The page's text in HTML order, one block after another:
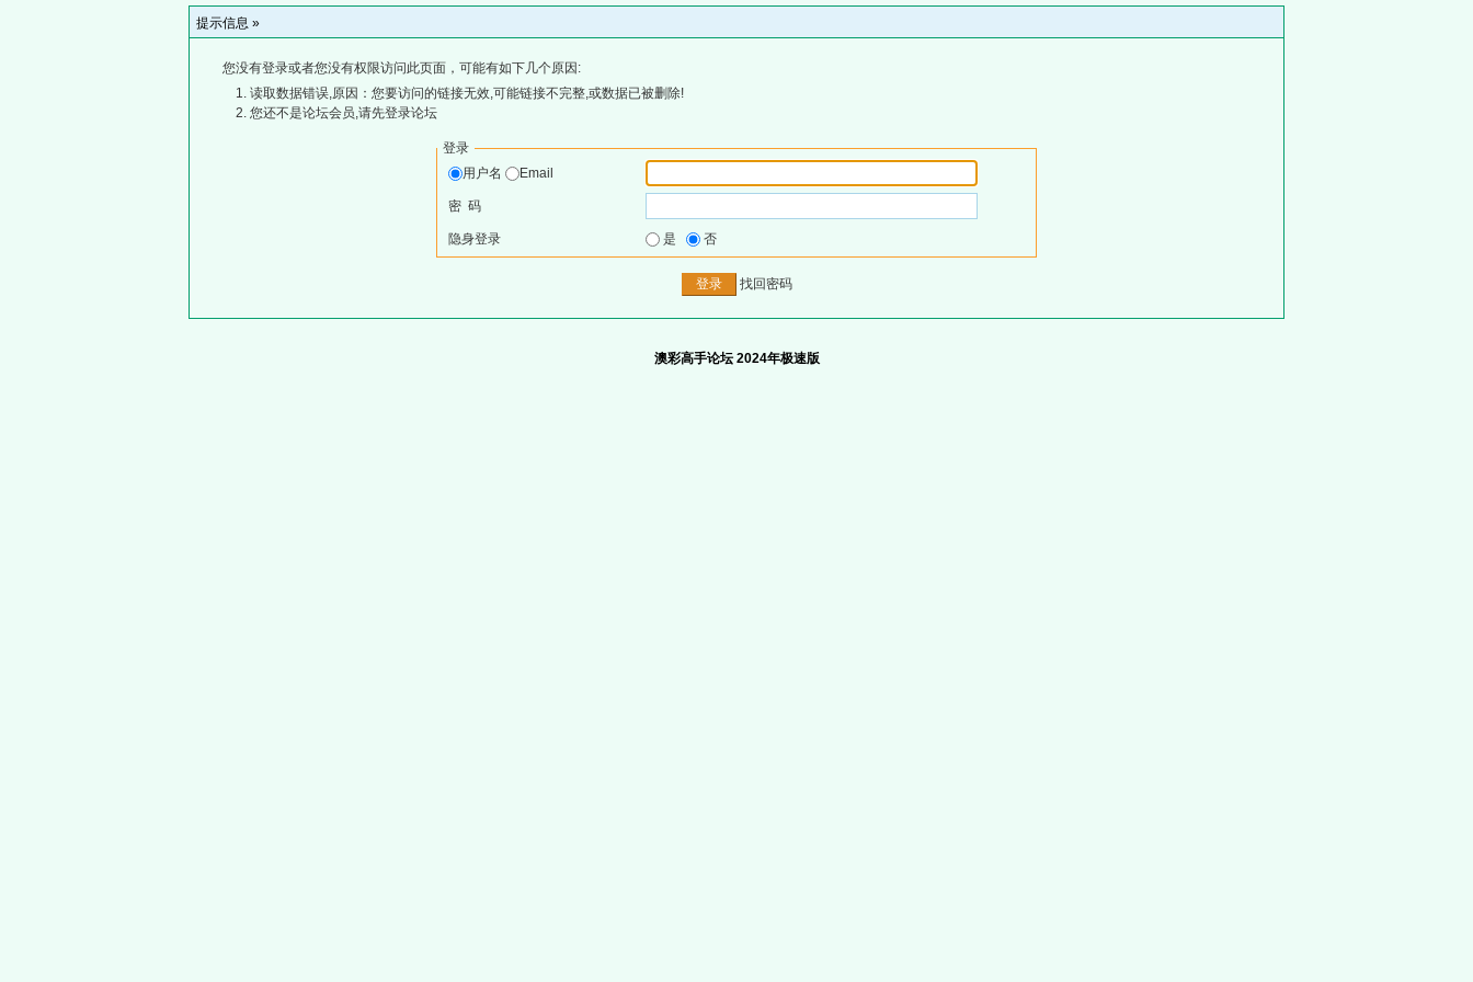
提示信息 »
您没有登录或者您没有权限访问此页面，可能有如下几个原因:
读取数据错误,原因：您要访问的链接无效,可能链接不完整,或数据已被删除!
您还不是论坛会员,请先登录论坛
登录
用户名
Email
密 码
隐身登录 是 否
找回密码
澳彩高手论坛 2024年极速版